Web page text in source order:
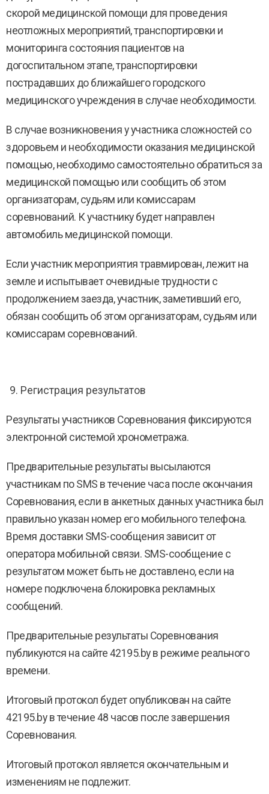
скорой медицинской помощи для проведения
неотложных мероприятий, транспортировки и
мониторинга состояния пациентов на
догоспитальном этапе, транспортировки
пострадавших до ближайшего городского
медицинского учреждения в случае необходимости.
В случае возникновения у участника сложностей со
здоровьем и необходимости оказания медицинской
помощью, необходимо самостоятельно обратиться за
медицинской помощью или сообщить об этом
организаторам, судьям или комиссарам
соревнований. К участнику будет направлен
автомобиль медицинской помощи.
Если участник мероприятия травмирован, лежит на
земле и испытывает очевидные трудности с
продолжением заезда, участник, заметивший его,
обязан сообщить об этом организаторам, судьям или
комиссарам соревнований.
Регистрация результатов
Результаты участников Соревнования фиксируются
электронной системой хронометража.
Предварительные результаты высылаются
участникам по SMS в течение часа после окончания
Соревнования, если в анкетных данных участника был
правильно указан номер его мобильного телефона.
Время доставки SMS-сообщения зависит от
оператора мобильной связи. SMS-сообщение с
результатом может быть не доставлено, если на
номере подключена блокировка рекламных
сообщений.
Предварительные результаты Соревнования
публикуются на сайте 42195.by в режиме реального
времени.
Итоговый протокол будет опубликован на сайте
42195.by в течение 48 часов после завершения
Соревнования.
Итоговый протокол является окончательным и
изменениям не подлежит.